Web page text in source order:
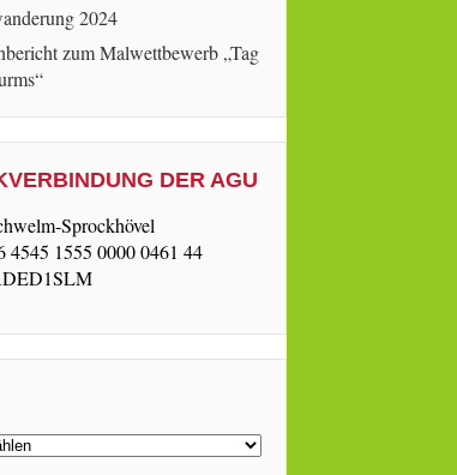
2024
zum Malwettbewerb „Tag
DER AGU
Sprockhövel
1555 0000 0461 44